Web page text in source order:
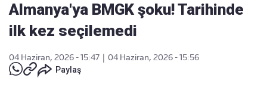
Almanya'ya BMGK şoku! Tarihinde
ilk kez seçilemedi
04 Haziran, 2026 - 15:47
04 Haziran, 2026 - 15:56
Paylaş